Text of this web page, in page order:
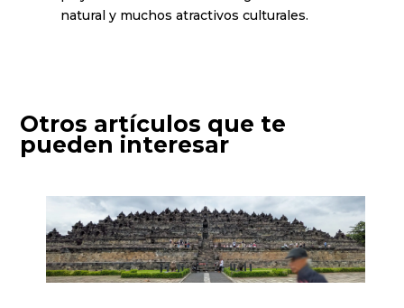
natural y muchos atractivos culturales.
Otros artículos que te
pueden interesar